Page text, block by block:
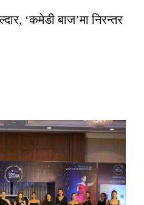
‘कमेडी बाज’मा निरन्तर